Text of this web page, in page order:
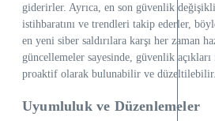
giderirler. Ayrıca, en son güvenlik
istihbaratını ve trendleri takip ederler,
en yeni siber saldırılara karşı her zaman
güncellemeler sayesinde, güvenlik
proaktif olarak bulunabilir ve düzeltilebilir.
Uyumluluk ve Düzenlemeler